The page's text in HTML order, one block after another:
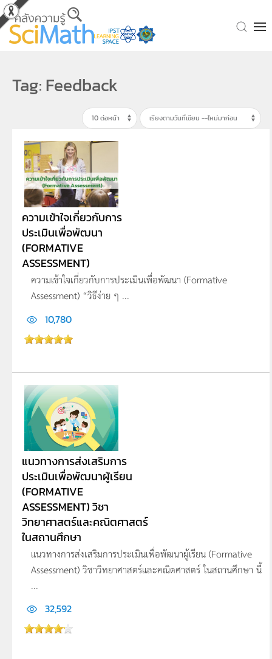
Skip to main content
Tag: Feedback
ความเข้าใจเกี่ยวกับการ
ประเมินเพื่อพัฒนา
(FORMATIVE
ASSESSMENT)
ความเข้าใจเกี่ยวกับการประเมินเพื่อพัฒนา (Formative
Assessment) “วิธีง่าย ๆ ...
10,780
แนวทางการส่งเสริมการ
ประเมินเพื่อพัฒนาผู้เรียน
(FORMATIVE
ASSESSMENT) วิชา
วิทยาศาสตร์และคณิตศาสตร์
ในสถานศึกษา
แนวทางการส่งเสริมการประเมินเพื่อพัฒนาผู้เรียน (Formative
Assessment) วิชาวิทยาศาสตร์และคณิตศาสตร์ ในสถานศึกษา นี้
...
32,592